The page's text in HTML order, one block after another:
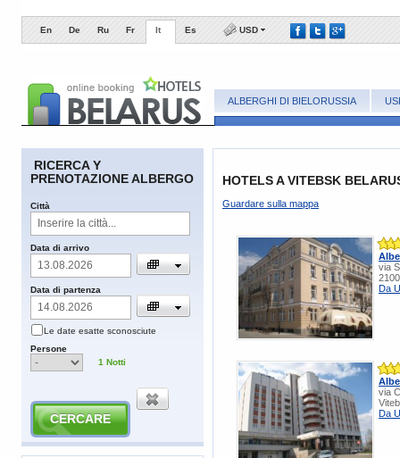
En De Ru Fr It Es USD
ALBERGHI DI BIELORUSSIA
RICERCA Y
PRENOTAZIONE ALBERGO
Сittà
​Data di arrivo
​Data di partenza
​Le date esatte sconosciute
​Persone
1 Notti
HOTELS A VITEBSK
Guardare sulla mappa
via
Da
via
Da